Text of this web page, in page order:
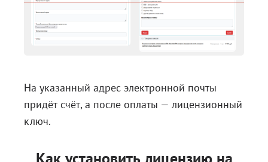
На указанный адрес электронной почты
придёт счёт, а после оплаты — лицензионный
ключ.
Как установить лицензию на